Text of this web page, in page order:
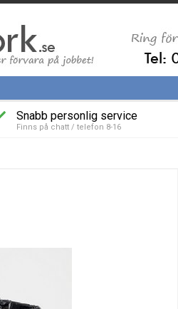
Snabb personlig service
Finns på chatt / telefon 8-16